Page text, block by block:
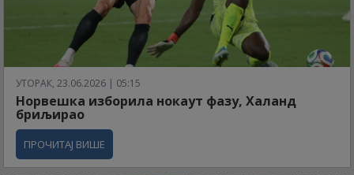
УТОРАК, 23.06.2026 | 05:15
Норвешка изборила нокаут фазу, Халанд
бриљирао
ПРОЧИТАЈ ВИШЕ